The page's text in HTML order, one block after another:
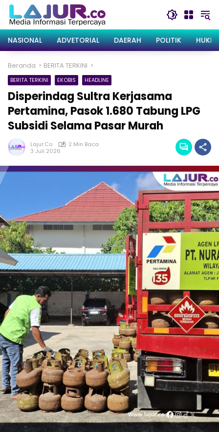
Langsung
konten
NASIONAL
ADVETORIAL DAERAH POLITIK
Beranda BERITA TERKINI
BERITA TERKINI EKOBIS HEADLINE
Disperindag Sultra Kerjasama
Pertamina, Pasok 1.680 Tabung LPG
Subsidi Selama Pasar Murah
Lajur.co
2 Min Baca
3 Juli 2026